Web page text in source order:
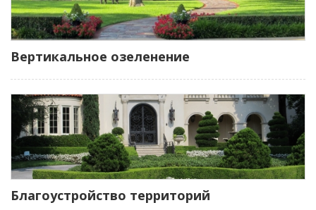
Вертикальное озеленение
Благоустройство территорий